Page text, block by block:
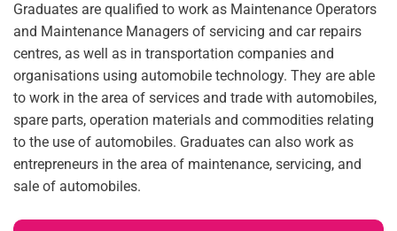
Graduates are qualified to work as Maintenance Operators
and Maintenance Managers of servicing and car repairs
centres, as well as in transportation companies and
organisations using automobile technology. They are able
to work in the area of services and trade with automobiles,
spare parts, operation materials and commodities relating
to the use of automobiles. Graduates can also work as
entrepreneurs in the area of maintenance, servicing, and
sale of automobiles.